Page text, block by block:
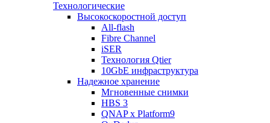
Технологические
Высокоскоростной доступ
All-flash
Fibre Channel
iSER
Технология Qtier
10GbE инфраструктура
Надежное хранение
Мгновенные снимки
HBS 3
QNAP x Platform9